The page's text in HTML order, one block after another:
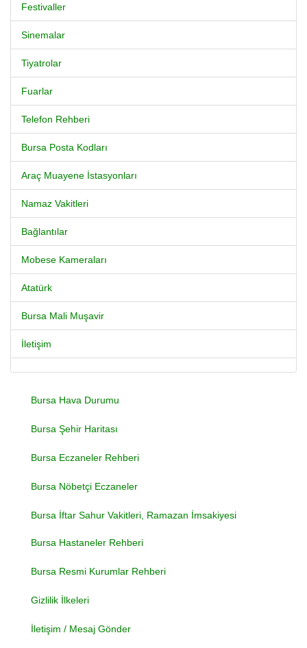
Festivaller
Sinemalar
Tiyatrolar
Fuarlar
Telefon Rehberi
Bursa Posta Kodları
Araç Muayene İstasyonları
Namaz Vakitleri
Bağlantılar
Mobese Kameraları
Atatürk
Bursa Mali Muşavir
İletişim
Bursa Hava Durumu
Bursa Şehir Haritası
Bursa Eczaneler Rehberi
Bursa Nöbetçi Eczaneler
Bursa İftar Sahur Vakitleri, Ramazan İmsakiyesi
Bursa Hastaneler Rehberi
Bursa Resmi Kurumlar Rehberi
Gizlilik İlkeleri
İletişim / Mesaj Gönder